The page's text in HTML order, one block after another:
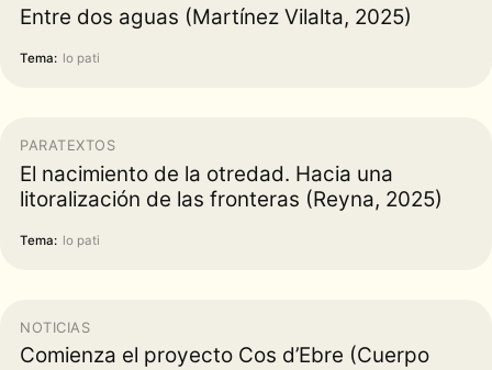
Entre dos aguas (Martínez Vilalta, 2025)
Tema: lo pati
PARATEXTOS
El nacimiento de la otredad. Hacia una
litoralización de las fronteras (Reyna, 2025)
Tema: lo pati
NOTICIAS
Comienza el proyecto Cos d’Ebre (Cuerpo